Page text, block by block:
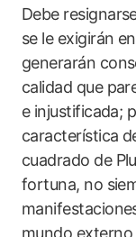
Debe
se le exigirán
generarán
calidad que
e injustificada;
característica
cuadrado de
fortuna, no
mundo externo